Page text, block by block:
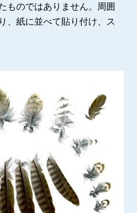
ものではありません。周囲
、紙に並べて貼り付け、ス